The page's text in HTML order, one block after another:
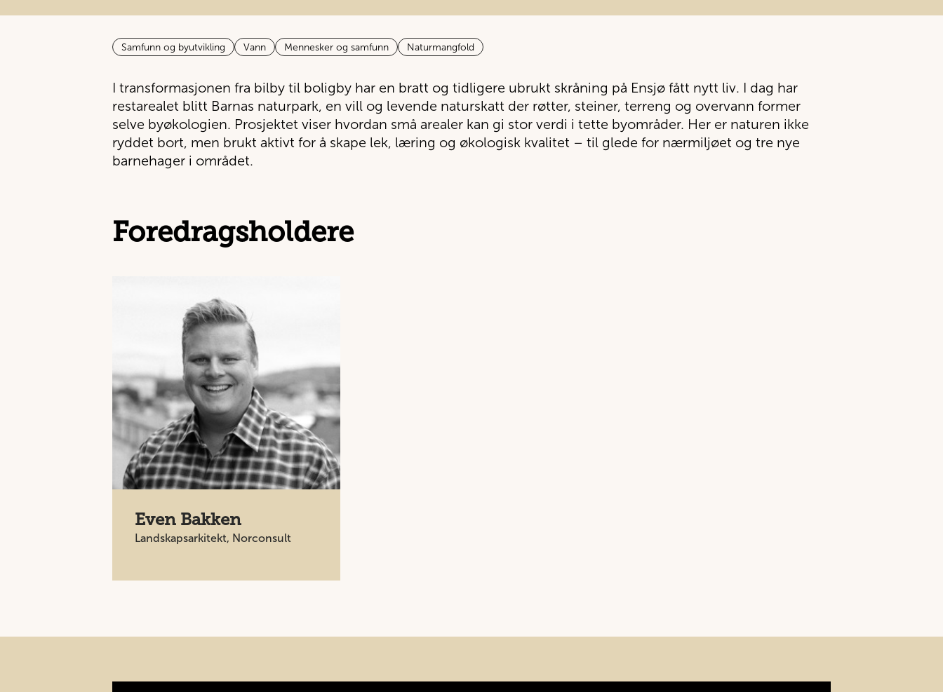
Samfunn og byutvikling Vann Mennesker og samfunn Naturmangfold
I transformasjonen fra bilby til boligby har en bratt og tidligere ubrukt skråning på Ensjø fått nytt liv. I dag har
restarealet blitt Barnas naturpark, en vill og levende naturskatt der røtter, steiner, terreng og overvann former
selve byøkologien. Prosjektet viser hvordan små arealer kan gi stor verdi i tette byområder. Her er naturen ikke
ryddet bort, men brukt aktivt for å skape lek, læring og økologisk kvalitet – til glede for nærmiljøet og tre nye
barnehager i området.
Foredragsholdere
Even Bakken
Landskapsarkitekt, Norconsult